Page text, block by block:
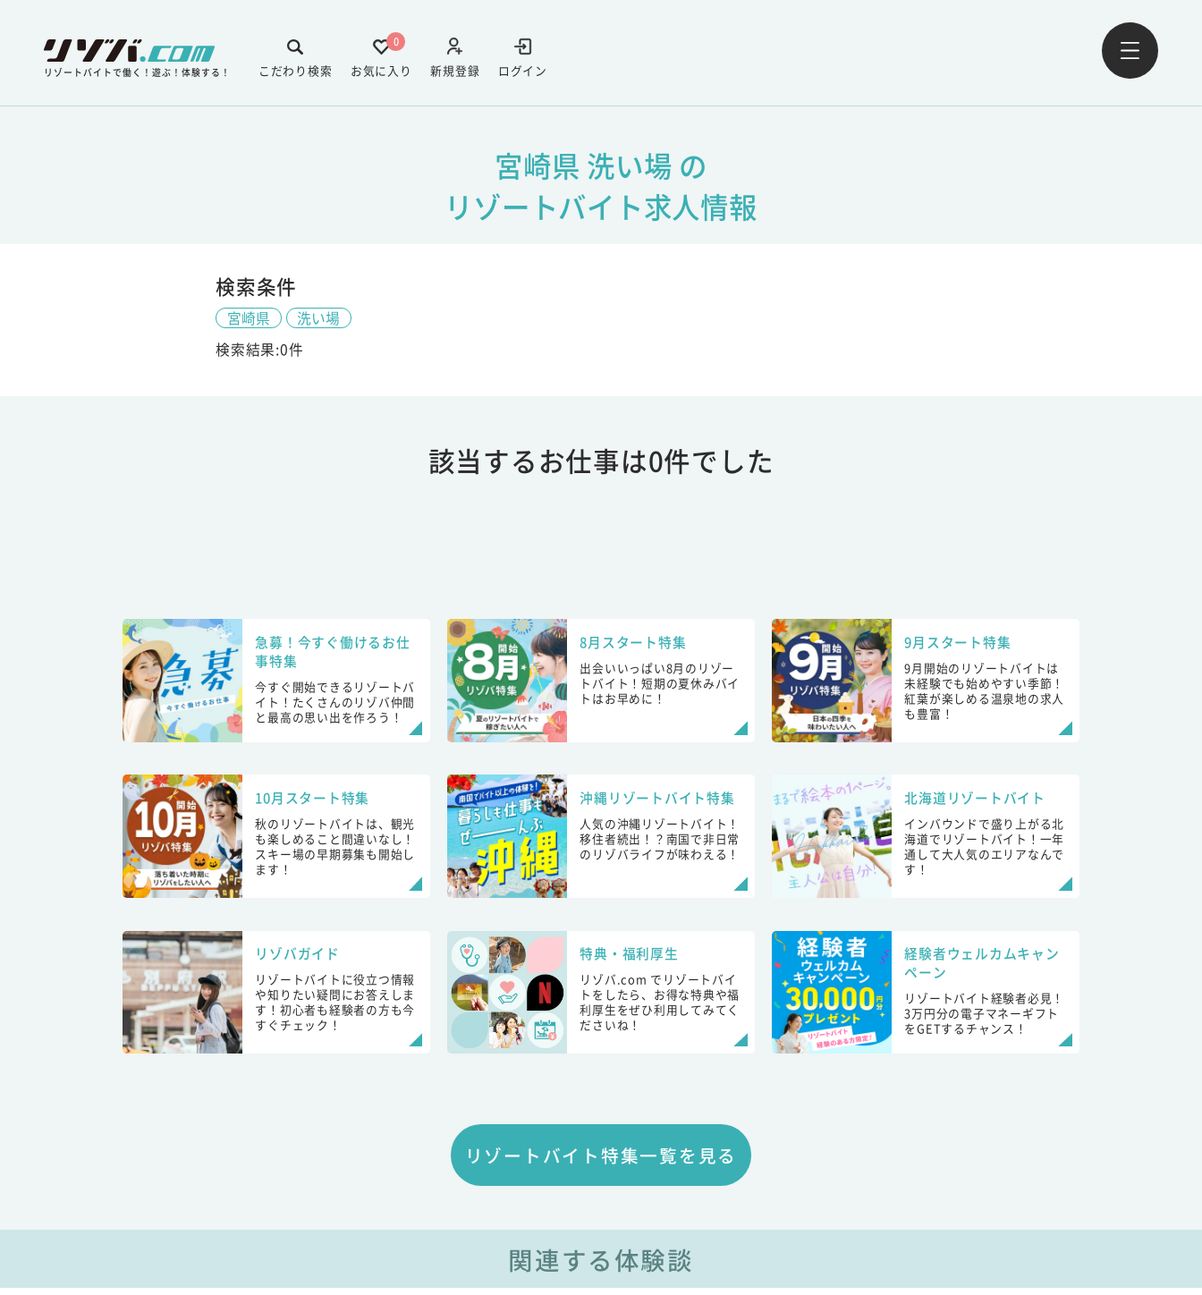
リゾートバイトで働く！遊ぶ！体験する！ ログイン
新規登録
0
お気に入り
こだわり検索
宮崎県 洗い場 の
リゾートバイト求人情報
検索条件
宮崎県
洗い場
検索結果:0件
該当するお仕事は0件でした
急募！今すぐ働けるお仕
事特集
今すぐ開始できるリゾートバ
イト！たくさんのリゾバ仲間
と最高の思い出を作ろう！
8月スタート特集
出会いいっぱい8月のリゾー
トバイト！短期の夏休みバイ
トはお早めに！
9月スタート特集
9月開始のリゾートバイトは
未経験でも始めやすい季節！
紅葉が楽しめる温泉地の求人
も豊富！
10月スタート特集
秋のリゾートバイトは、観光
も楽しめること間違いなし！
スキー場の早期募集も開始し
ます！
沖縄リゾートバイト特集
人気の沖縄リゾートバイト！
移住者続出！？南国で非日常
のリゾバライフが味わえる！
北海道リゾートバイト
インバウンドで盛り上がる北
海道でリゾートバイト！一年
通して大人気のエリアなんで
す！
リゾバガイド
リゾートバイトに役立つ情報
や知りたい疑問にお答えしま
す！初心者も経験者の方も今
すぐチェック！
特典・福利厚生
リゾバ.com でリゾートバイ
トをしたら、お得な特典や福
利厚生をぜひ利用してみてく
ださいね！
経験者ウェルカムキャン
ペーン
リゾートバイト経験者必見！
3万円分の電子マネーギフト
をGETするチャンス！
リゾートバイト特集一覧を見る
関連する体験談